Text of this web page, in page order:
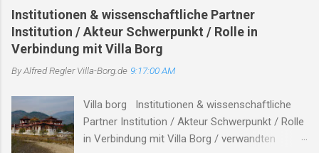
Schatten des Orscholzriegels' Macht, hat Krieg
das Dorf zur Ruh gebracht. Oberleuken, einst so
still, liegt nun in Schutt, erfüllt vom Will'. Die
Häuser brennen, Felder leer, der Himmel weint,
die Herzen schwer. Der Bach, er fließt durch
allein. Soldaten kamen, zogen fort, zurück blieb
nur ein öder Ort. Der Leukbach, Zeuge dieser
Zeit, erzählt von Schmerz und Bitterkeit. Doch
Institutionen & wissenschaftliche Partner
Institution / Akteur Schwerpunkt / Rolle in
Verbindung mit Villa Borg
By Alfred ReglerVilla-Borg.de 9:17:00 AM
Villa borg Institutionen & wissenschaftliche
Partner Institution / Akteur Schwerpunkt / Rolle
in Verbindung mit Villa Borg / verwandten